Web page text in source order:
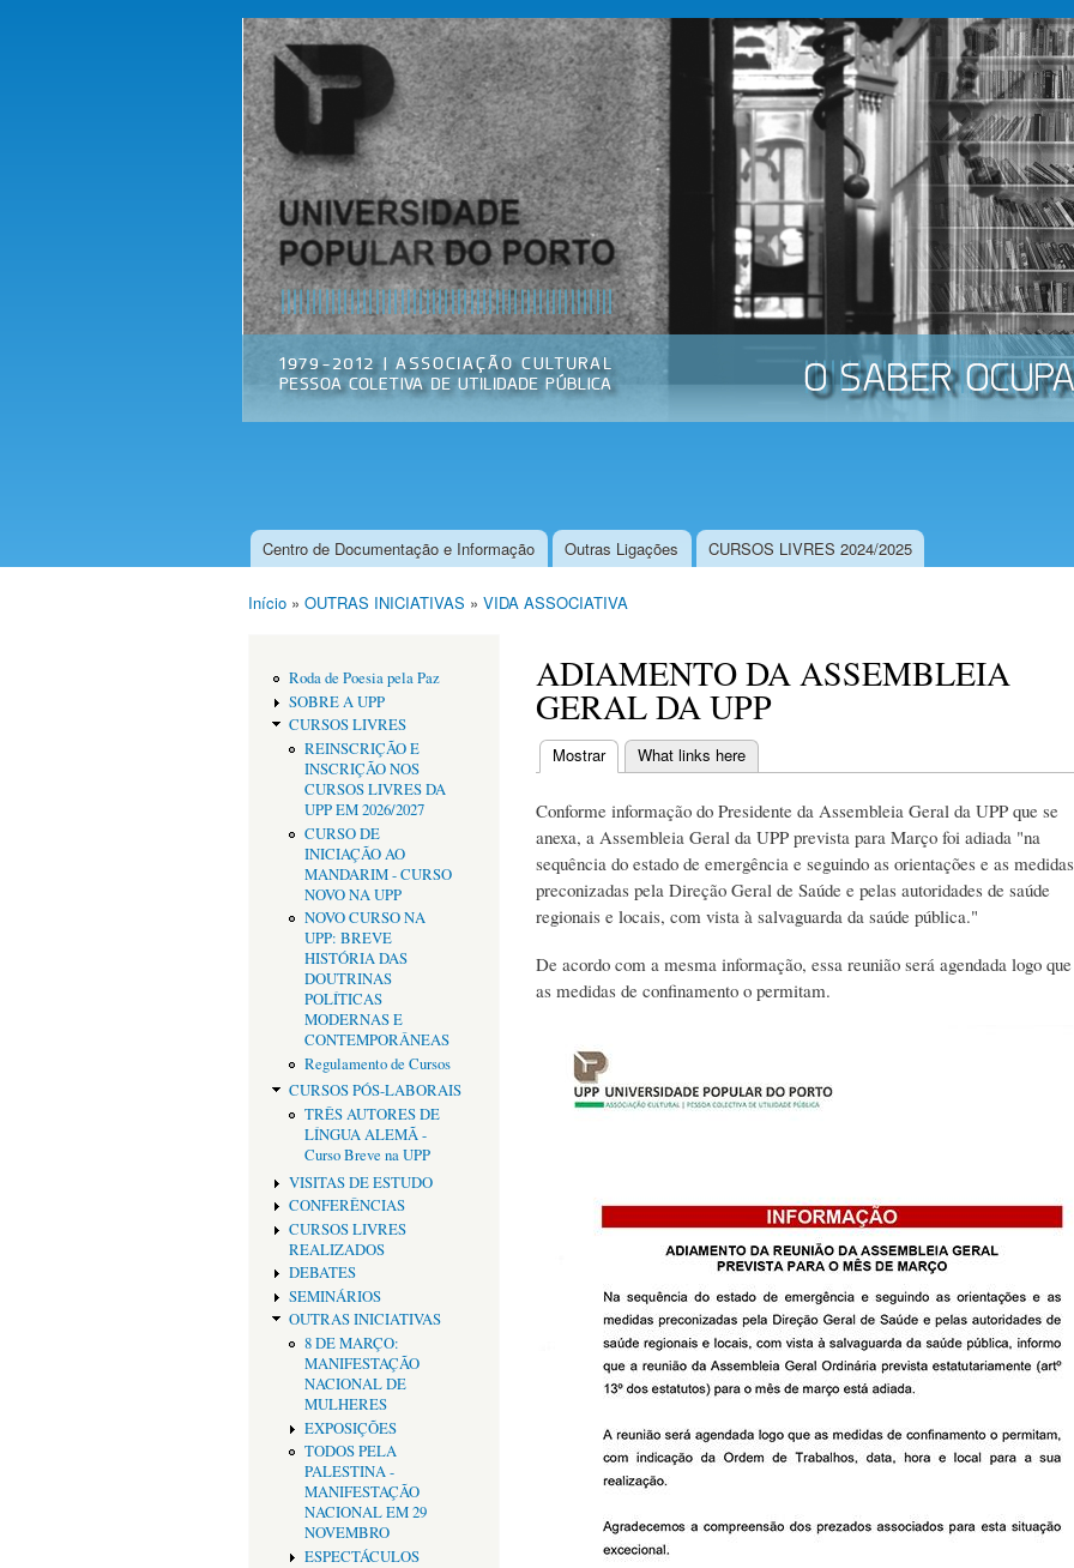
Passar
para o
conteúdo
principal
Universidade
Popular do
Porto
Associação
Cultural
Menu principal
Centro de Documentação e Informação Outras Ligações CURSOS LIVRES 2024/2025
Início » OUTRAS INICIATIVAS » VIDA ASSOCIATIVA
Roda de Poesia pela Paz
SOBRE A UPP
CURSOS LIVRES
REINSCRIÇÃO E
INSCRIÇÃO NOS
CURSOS LIVRES DA
UPP EM 2026/2027
CURSO DE
INICIAÇÃO AO
MANDARIM - CURSO
NOVO NA UPP
NOVO CURSO NA
UPP: BREVE
HISTÓRIA DAS
DOUTRINAS
POLÍTICAS
MODERNAS E
CONTEMPORÂNEAS
Regulamento de Cursos
CURSOS PÓS-LABORAIS
TRÊS AUTORES DE
LÍNGUA ALEMÃ -
Curso Breve na UPP
VISITAS DE ESTUDO
CONFERÊNCIAS
CURSOS LIVRES
REALIZADOS
DEBATES
SEMINÁRIOS
OUTRAS INICIATIVAS
8 DE MARÇO:
MANIFESTAÇÃO
NACIONAL DE
MULHERES
EXPOSIÇÕES
TODOS PELA
PALESTINA -
MANIFESTAÇÃO
NACIONAL EM 29
NOVEMBRO
ESPECTÁCULOS
ADIAMENTO DA ASSEMBLEIA
GERAL DA UPP
Separadores primários
Mostrar(separador ativo)
What links here
Conforme informação do Presidente da Assembleia Geral da UPP que se
anexa, a Assembleia Geral da UPP prevista para Março foi adiada "na
sequência do estado de emergência e seguindo as orientações e as medidas
preconizadas pela Direção Geral de Saúde e pelas autoridades de saúde
regionais e locais, com vista à salvaguarda da saúde pública."
De acordo com a mesma informação, essa reunião será agendada logo que
as medidas de confinamento o permitam.